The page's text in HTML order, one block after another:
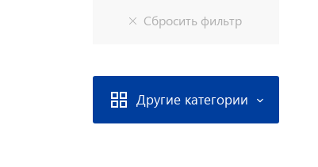
Другие категории